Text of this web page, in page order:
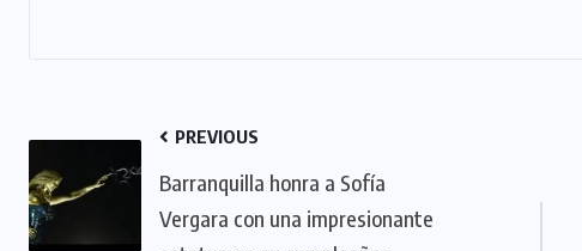
PREVIOUS
Barranquilla honra a Sofía
Vergara con una impresionante